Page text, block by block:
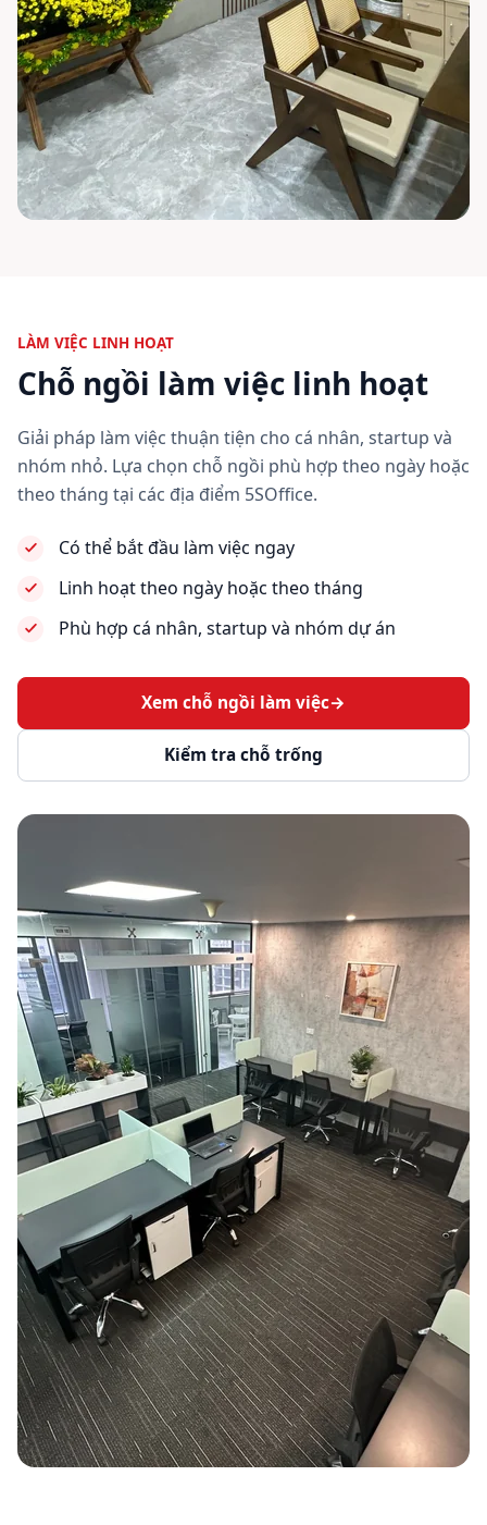
LÀM VIỆC LINH HOẠT
Chỗ ngồi làm việc linh hoạt
Giải pháp làm việc thuận tiện cho cá nhân, startup và
nhóm nhỏ. Lựa chọn chỗ ngồi phù hợp theo ngày hoặc
theo tháng tại các địa điểm 5SOffice.
Có thể bắt đầu làm việc ngay
Linh hoạt theo ngày hoặc theo tháng
Phù hợp cá nhân, startup và nhóm dự án
Xem chỗ ngồi làm việc→
Kiểm tra chỗ trống